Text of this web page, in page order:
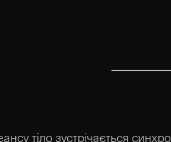
тіло зустрічається